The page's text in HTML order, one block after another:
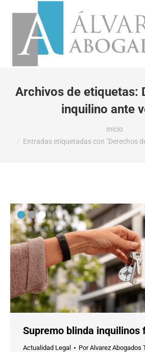
Archivos de etiquetas:
inquilino ante
Inicio
Entradas etiquetadas con "Derechos
Supremo blinda inquilinos
Actualidad Legal PorAlvarez Abogados